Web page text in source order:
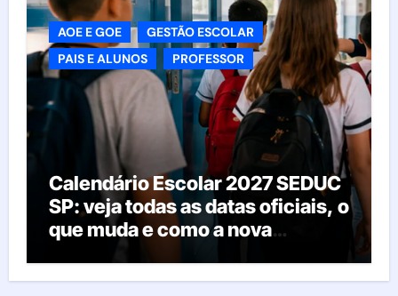
AOE E GOE
GESTÃO ESCOLAR
PAIS E ALUNOS
PROFESSOR
Calendário Escolar 2027 SEDUC
SP: veja todas as datas oficiais, o
que muda e como a nova